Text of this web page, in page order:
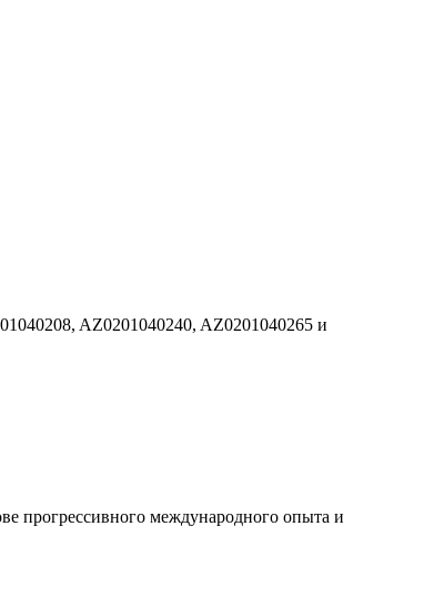
AZ0201040240, AZ0201040265 и
прогрессивного международного опыта и